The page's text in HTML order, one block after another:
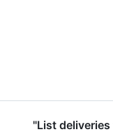
"List deliveries